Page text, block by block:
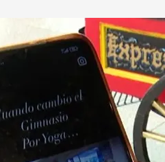
2008 sobre todo entre las
que no podría vivir sin el